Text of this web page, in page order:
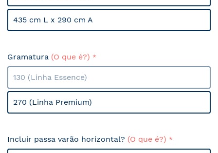
435 cm L x 290 cm A
Gramatura (O que é?)
130 (Linha Essence)
270 (Linha Premium)
Incluir passa varão horizontal? (O que é?)